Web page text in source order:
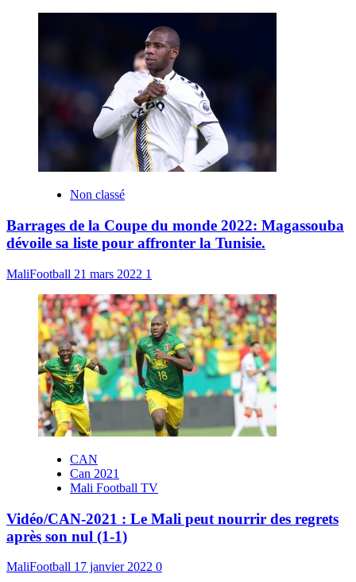
Non classé
Barrages de la Coupe du monde 2022: Magassouba
dévoile sa liste pour affronter la Tunisie.
MaliFootball 21 mars 2022 1
CAN
Can 2021
Mali Football TV
Vidéo/CAN-2021 : Le Mali peut nourrir des regrets
après son nul (1-1)
MaliFootball 17 janvier 2022 0